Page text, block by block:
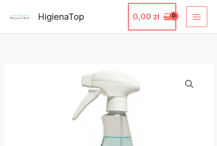
treści
HigienaTop 0,00 zł